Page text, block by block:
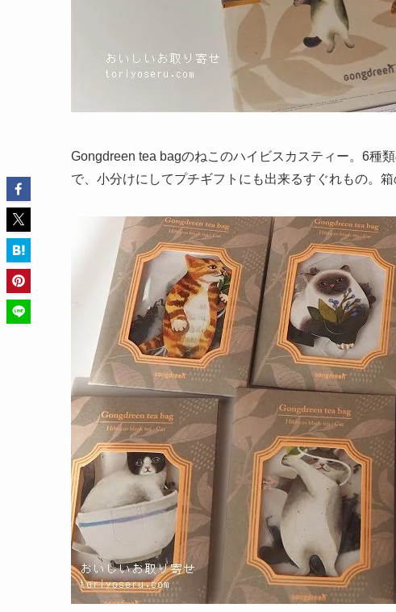
Gongdreen tea bagのねこのハイビスカスティー。6種
で、小分けにしてプチギフトにも出来るすぐれもの。